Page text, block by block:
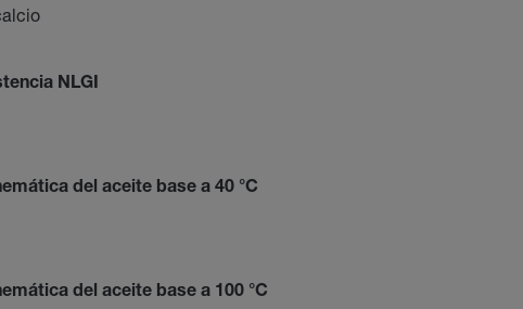
NLGI
del aceite base a 40 °C
del aceite base a 100 °C